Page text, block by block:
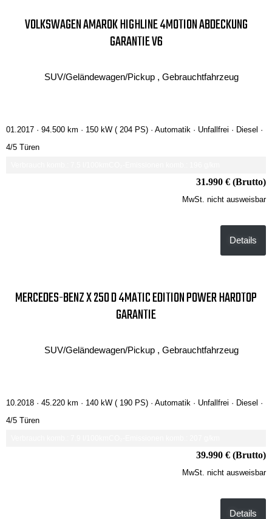
VOLKSWAGEN AMAROK HIGHLINE 4MOTION ABDECKUNG
GARANTIE V6
SUV/Geländewagen/Pickup , Gebrauchtfahrzeug
01.2017 · 94.500 km · 150 kW ( 204 PS) · Automatik · Unfallfrei · Diesel ·
4/5 Türen
31.990 € (Brutto)
MwSt. nicht ausweisbar
Details
MERCEDES-BENZ X 250 D 4MATIC EDITION POWER HARDTOP
GARANTIE
SUV/Geländewagen/Pickup , Gebrauchtfahrzeug
10.2018 · 45.220 km · 140 kW ( 190 PS) · Automatik · Unfallfrei · Diesel ·
4/5 Türen
39.990 € (Brutto)
MwSt. nicht ausweisbar
Details